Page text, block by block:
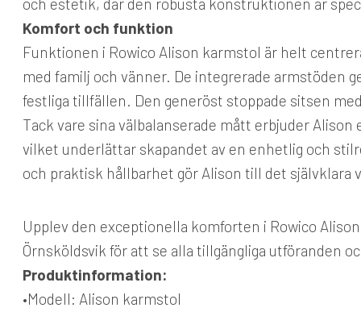
Komfort och funktion
Funktionen i Rowico Alison karmstol är helt
med familj och vänner. De integrerade armstöden
festliga tillfällen. Den generöst stoppade sitsen
Tack vare sina välbalanserade mått erbjuder
vilket underlättar skapandet av en enhetlig och
och praktisk hållbarhet gör Alison till det självklara
Upplev den exceptionella komforten i Rowico
Örnsköldsvik för att se alla tillgängliga utföranden
Produktinformation:
•Modell: Alison karmstol